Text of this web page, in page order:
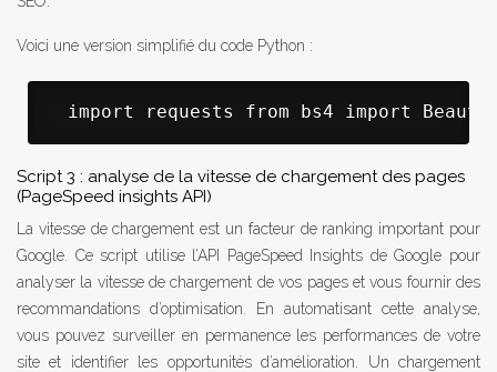
Voici une version simplifié du code Python :
import requests from bs4 import
Script 3 : analyse de la vitesse de chargement des pages
(PageSpeed insights API)
La vitesse de chargement est un facteur de ranking important pour
Google. Ce script utilise l’API PageSpeed Insights de Google pour
analyser la vitesse de chargement de vos pages et vous fournir des
recommandations d’optimisation. En automatisant cette analyse,
vous pouvez surveiller en permanence les performances de votre
site et identifier les opportunités d’amélioration. Un chargement